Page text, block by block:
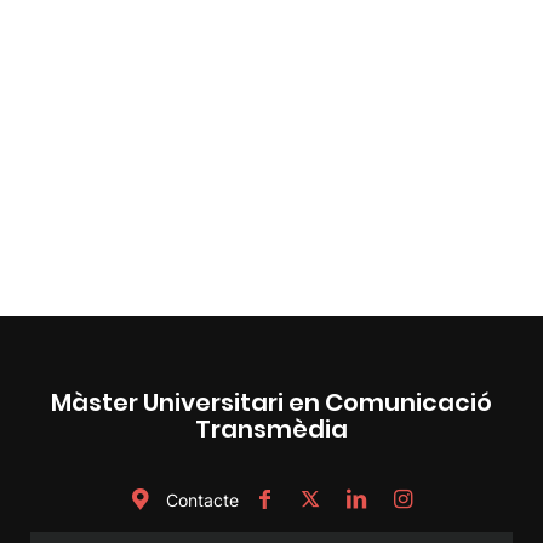
Màster Universitari en Comunicació
Transmèdia
Contacte